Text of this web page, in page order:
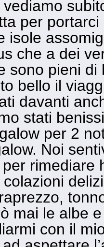
per
isole
che a dei
sono pieni di
bello il
davanti
stati
per 2
Noi
per rimediare
mai le albe
con il